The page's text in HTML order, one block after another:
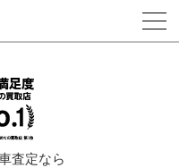
CVボタン*/
査定なら